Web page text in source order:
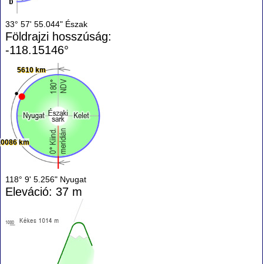
33° 57' 55.044" Észak
Földrajzi hosszúság:
-118.15146°
km
5610 km
118° 9' 5.256" Nyugat
Eleváció: 37 m